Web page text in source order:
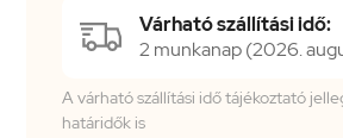
Várható szállítási idő:
2 munkanap (2026.
A várható szállítási idő tájékoztató
határidők is